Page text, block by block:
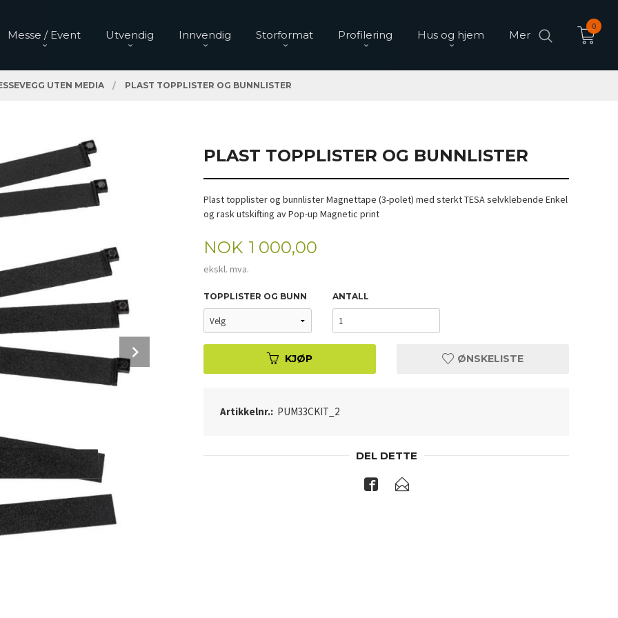
Messe / Event Utvendig Innvendig Storformat Profilering Hus og hjem Mer
0
UTEN MEDIA PLAST TOPPLISTER OG BUNNLISTER
PLAST TOPPLISTER OG BUNNLISTER
Plast topplister og bunnlister Magnettape (3-polet) med sterkt TESA selvklebende Enkel
og rask utskifting av Pop-up Magnetic print
Pris
NOK 1 000,00
ekskl. mva.
TOPPLISTER OG BUNN ANTALL
KJØP ØNSKELISTE
Artikkelnr.: PUM33CKIT_2
DEL DETTE